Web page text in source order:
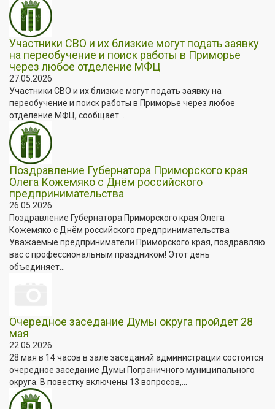
Участники СВО и их близкие могут подать заявку
на переобучение и поиск работы в Приморье
через любое отделение МФЦ
27.05.2026
Участники СВО и их близкие могут подать заявку на
переобучение и поиск работы в Приморье через любое
отделение МФЦ, сообщает...
Поздравление Губернатора Приморского края
Олега Кожемяко с Днём российского
предпринимательства
26.05.2026
Поздравление Губернатора Приморского края Олега
Кожемяко с Днём российского предпринимательства
Уважаемые предприниматели Приморского края, поздравляю
вас с профессиональным праздником! Этот день
объединяет...
Очередное заседание Думы округа пройдет 28
мая
22.05.2026
28 мая в 14 часов в зале заседаний администрации состоится
очередное заседание Думы Пограничного муниципального
округа. В повестку включены 13 вопросов,...